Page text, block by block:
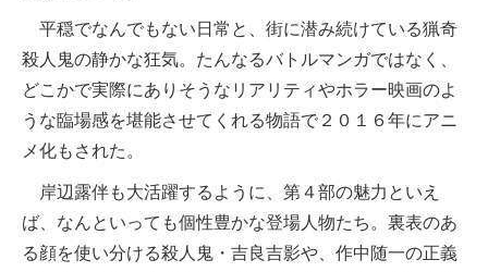
平穏でなんでもない日常と、街に潜み続けている猟奇
殺人鬼の静かな狂気。たんなるバトルマンガではなく、
どこかで実際にありそうなリアリティやホラー映画のよ
うな臨場感を堪能させてくれる物語で２０１６年にアニ
メ化もされた。
岸辺露伴も大活躍するように、第４部の魅力といえ
ば、なんといっても個性豊かな登場人物たち。裏表のあ
る顔を使い分ける殺人鬼・吉良吉影や、作中随一の正義